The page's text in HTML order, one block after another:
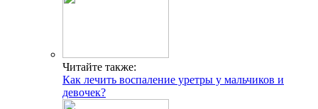
Читайте также:
Как лечить воспаление уретры у мальчиков и
девочек?